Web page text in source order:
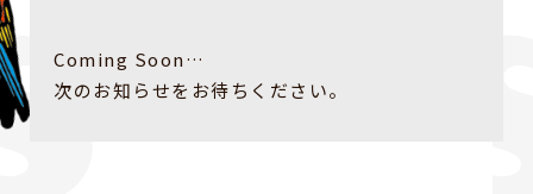
Coming Soon…
次のお知らせをお待ちください。